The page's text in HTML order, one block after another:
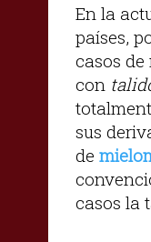
En la
países,
casos
con
sus
de
casos la